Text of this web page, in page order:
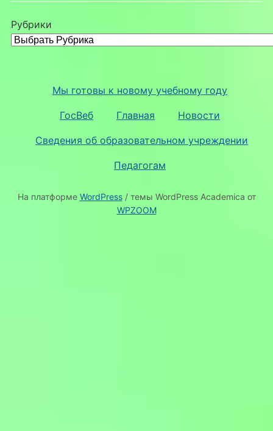
Рубрики
Мы готовы к новому учебному году
ГосВеб Главная Новости
Сведения об образовательном учреждении
Педагогам
На платформе WordPress/ темы WordPress Academica от
WPZOOM